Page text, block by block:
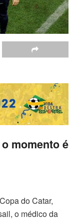
momento é
do Catar,
o médico da